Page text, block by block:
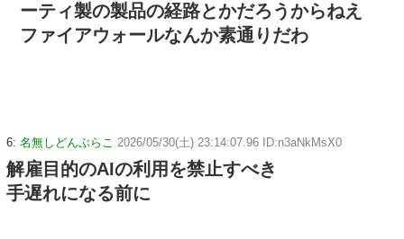
ーティ製の製品の経路とかだろうからねえ
ファイアウォールなんか素通りだわ
6: 名無しどんぶらこ 2026/05/30(土) 23:14:07.96 ID:n3aNkMsX0
解雇目的のAIの利用を禁止すべき
手遅れになる前に